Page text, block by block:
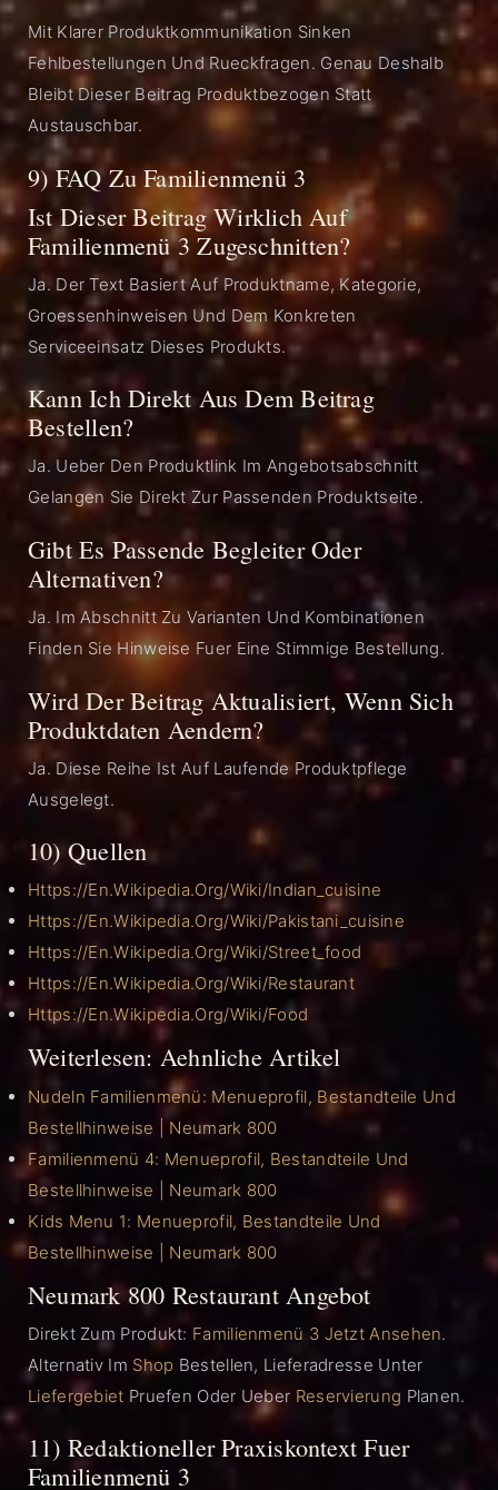
Mit Klarer Produktkommunikation Sinken
Fehlbestellungen Und Rueckfragen. Genau Deshalb
Bleibt Dieser Beitrag Produktbezogen Statt
Austauschbar.
9) FAQ Zu Familienmenü 3
Ist Dieser Beitrag Wirklich Auf
Familienmenü 3 Zugeschnitten?
Ja. Der Text Basiert Auf Produktname, Kategorie,
Groessenhinweisen Und Dem Konkreten
Serviceeinsatz Dieses Produkts.
Kann Ich Direkt Aus Dem Beitrag
Bestellen?
Ja. Ueber Den Produktlink Im Angebotsabschnitt
Gelangen Sie Direkt Zur Passenden Produktseite.
Gibt Es Passende Begleiter Oder
Alternativen?
Ja. Im Abschnitt Zu Varianten Und Kombinationen
Finden Sie Hinweise Fuer Eine Stimmige Bestellung.
Wird Der Beitrag Aktualisiert, Wenn Sich
Produktdaten Aendern?
Ja. Diese Reihe Ist Auf Laufende Produktpflege
Ausgelegt.
10) Quellen
Https://en.wikipedia.org/wiki/Indian_cuisine
Https://en.wikipedia.org/wiki/Pakistani_cuisine
Https://en.wikipedia.org/wiki/Street_food
Https://en.wikipedia.org/wiki/Restaurant
Https://en.wikipedia.org/wiki/Food
Weiterlesen: Aehnliche Artikel
Nudeln Familienmenü: Menueprofil, Bestandteile Und
Bestellhinweise | Neumark 800
Familienmenü 4: Menueprofil, Bestandteile Und
Bestellhinweise | Neumark 800
Kids Menu 1: Menueprofil, Bestandteile Und
Bestellhinweise | Neumark 800
Neumark 800 Restaurant Angebot
Direkt Zum Produkt: Familienmenü 3 Jetzt Ansehen.
Alternativ Im Shop Bestellen, Lieferadresse Unter
Liefergebiet Pruefen Oder Ueber Reservierung Planen.
11) Redaktioneller Praxiskontext Fuer
Familienmenü 3